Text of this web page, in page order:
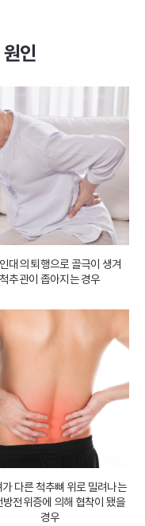
인
대의 퇴행으로 골극이 생겨
척추관이 좁아지는 경우
다른 척추뼈 위로 밀려나는
방전위증에 의해 협착이 됐을
경우